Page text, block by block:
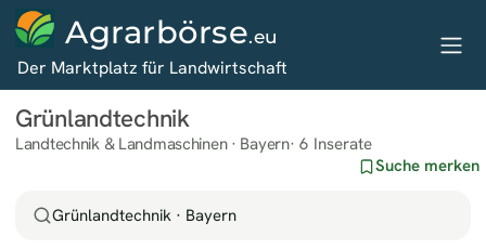
Agrarbörse.eu
Der Marktplatz für Landwirtschaft
Grünlandtechnik
Landtechnik & Landmaschinen · Bayern 6 Inserate
Suche merken
Grünlandtechnik · Bayern